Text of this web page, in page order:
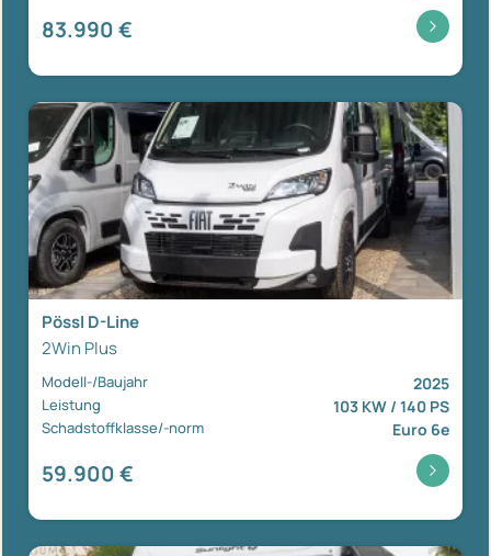
83.990 €
Pössl D-Line
2Win Plus
Modell-/Baujahr 2025
Leistung 103 KW / 140 PS
Schadstoffklasse/-norm Euro 6e
59.900 €